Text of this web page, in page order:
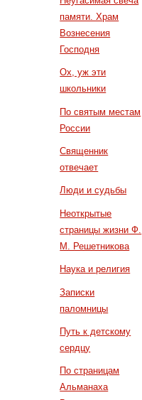
памяти. Храм
Вознесения
Господня
Ох, уж эти
школьники
По святым местам
России
Священник
отвечает
Люди и судьбы
Неоткрытые
страницы жизни Ф.
М. Решетникова
Наука и религия
Записки
паломницы
Путь к детскому
сердцу
По страницам
Альманаха